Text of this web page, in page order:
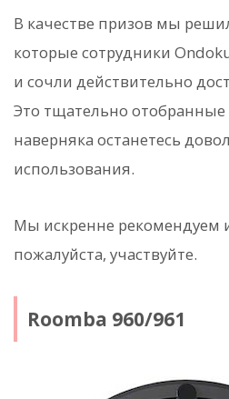
В качестве призов мы
которые сотрудники
и сочли действительно
Это тщательно
наверняка останетесь
использования.
Мы искренне рекомендуем
пожалуйста, участвуйте.
Roomba 960/961